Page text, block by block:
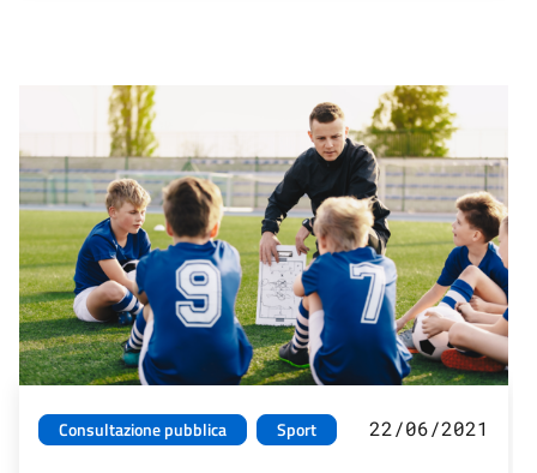
Consultazione pubblica Sport 22/06/2021